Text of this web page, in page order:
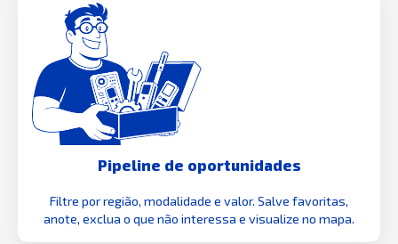
Pipeline de oportunidades
Filtre por região, modalidade e valor. Salve favoritas,
anote, exclua o que não interessa e visualize no mapa.